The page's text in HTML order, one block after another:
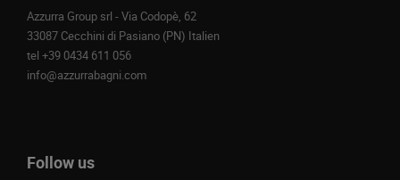
Azzurra Group srl - Via Codopè, 62
33087 Cecchini di Pasiano (PN) Italien
tel +39 0434 611 056
info@azzurrabagni.com
Follow us